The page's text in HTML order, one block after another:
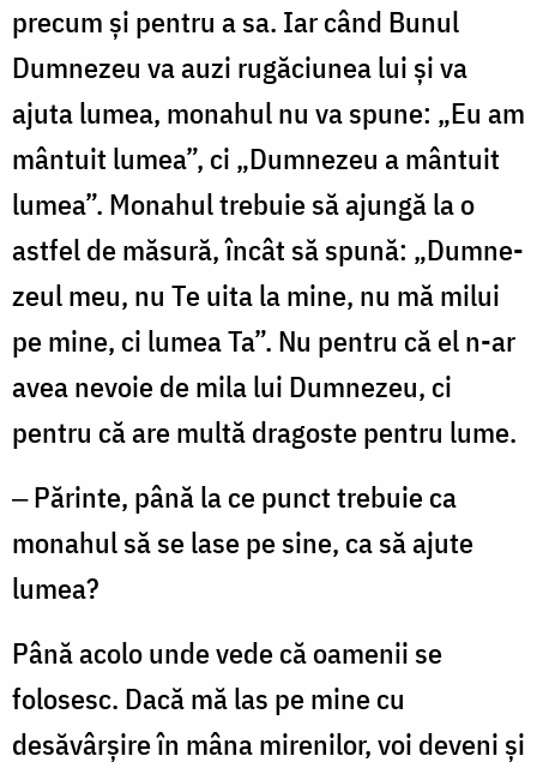
precum şi pentru a sa. Iar când Bunul
Dumnezeu va auzi rugăciunea lui şi va
ajuta lumea, monahul nu va spune: „Eu am
mântuit lumea”, ci „Dumnezeu a mântuit
lumea”. Monahul trebuie să ajungă la o
astfel de măsură, încât să spună: „Dumne­
zeul meu, nu Te uita la mine, nu mă milui
pe mine, ci lumea Ta”. Nu pentru că el n-ar
avea nevoie de mila lui Dumnezeu, ci
pentru că are multă dragoste pentru lume.
‒ Părinte, până la ce punct trebuie ca
monahul să se lase pe sine, ca să ajute
lumea?
Până acolo unde vede că oamenii se
folosesc. Dacă mă las pe mine cu
desăvârşire în mâna mireni­lor, voi deveni şi